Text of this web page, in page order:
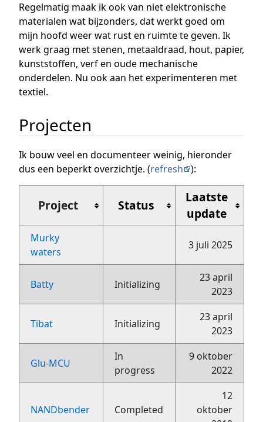
Regelmatig maak ik ook van niet elektronische
materialen wat bijzonders, dat werkt goed om
mijn hoofd weer wat rust en ruimte te geven. Ik
werk graag met stenen, metaaldraad, hout, papier,
kunststoffen, verf en oude mechanische
onderdelen. Nu ook aan het experimenteren met
textiel.
Projecten
Ik bouw veel en documenteer weinig, hieronder
dus een beperkt overzichtje. (refresh ):
Project Status
Laatste
update
Murky
waters
3 juli 2025
Batty Initializing
23 april
2023
Tibat Initializing
23 april
2023
Glu-MCU
In
progress
9 oktober
2022
NANDbender Completed
12
oktober